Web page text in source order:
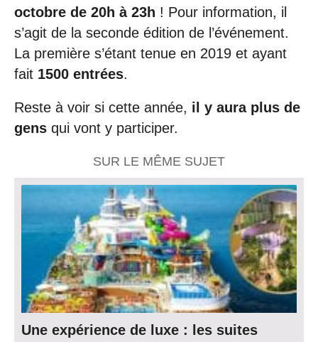
octobre de 20h à 23h ! Pour information, il
s’agit de la seconde édition de l’événement.
La première s’étant tenue en 2019 et ayant
fait 1500 entrées.
Reste à voir si cette année, il y aura plus de
gens qui vont y participer.
SUR LE MÊME SUJET
Une expérience de luxe : les suites